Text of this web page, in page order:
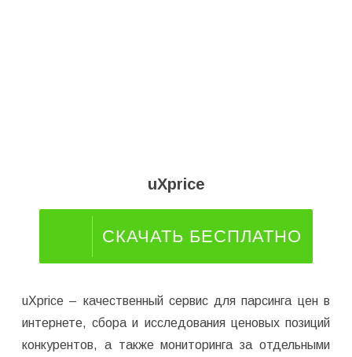
uXprice
СКАЧАТЬ БЕСПЛАТНО
uXprice – качественный сервис для парсинга цен в
интернете, сбора и исследования ценовых позиций
конкурентов, а также мониторинга за отдельными